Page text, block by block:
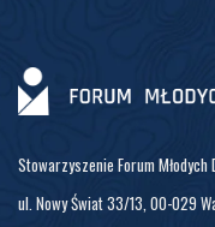
Stowarzyszenie Forum Młodych
ul. Nowy Świat 33/13, 00-029